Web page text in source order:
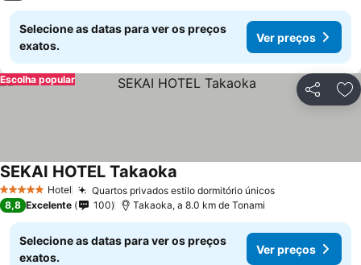
Selecione as datas para ver os preços
exatos.
Ver preços
Partilhar
Escolha popular
5 Estrelas Hotel Quartos privados estilo dormitório únicosVer preços
SEKAI HOTEL Takaoka
8,8 Excelente 100 Takaoka, a 8.0 km de Tonami
Selecione as datas para ver os preços
exatos.
Ver preços